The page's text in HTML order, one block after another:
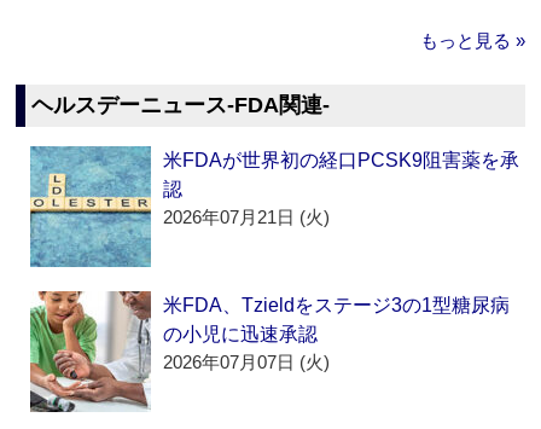
もっと見る »
ヘルスデーニュース‐FDA関連‐
米FDAが世界初の経口PCSK9阻害薬を承
認
2026年07月21日 (火)
米FDA、Tzieldをステージ3の1型糖尿病
の小児に迅速承認
2026年07月07日 (火)